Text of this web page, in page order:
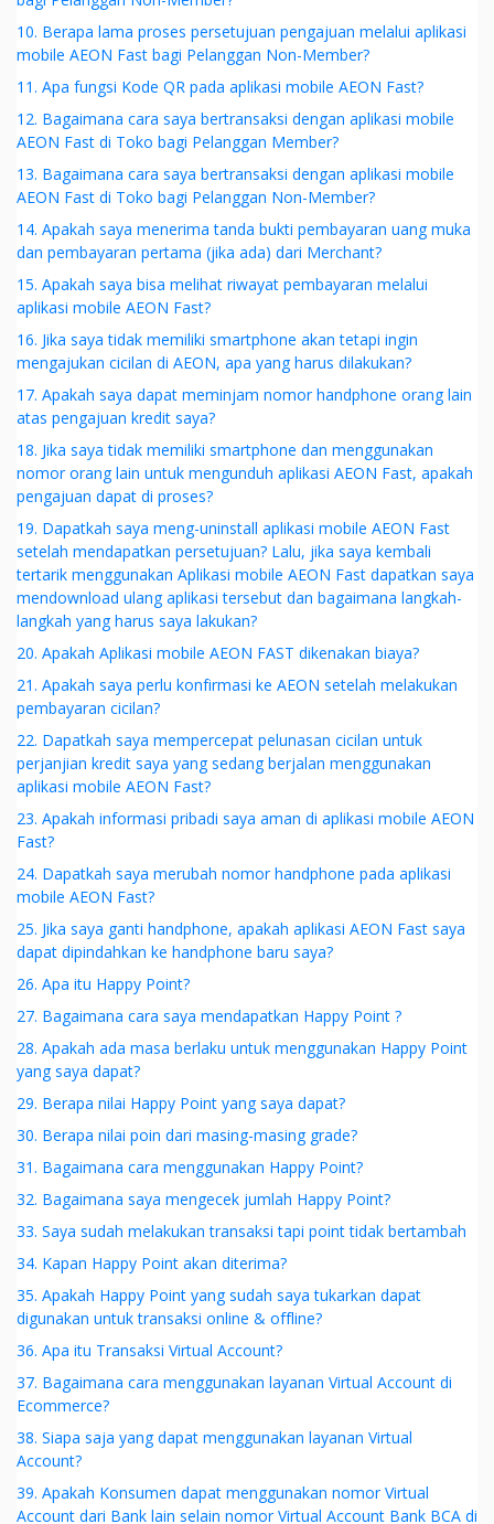
10. Berapa lama proses persetujuan pengajuan melalui aplikasi
mobile AEON Fast bagi Pelanggan Non-Member?
11. Apa fungsi Kode QR pada aplikasi mobile AEON Fast?
12. Bagaimana cara saya bertransaksi dengan aplikasi mobile
AEON Fast di Toko bagi Pelanggan Member?
13. Bagaimana cara saya bertransaksi dengan aplikasi mobile
AEON Fast di Toko bagi Pelanggan Non-Member?
14. Apakah saya menerima tanda bukti pembayaran uang muka
dan pembayaran pertama (jika ada) dari Merchant?
15. Apakah saya bisa melihat riwayat pembayaran melalui
aplikasi mobile AEON Fast?
16. Jika saya tidak memiliki smartphone akan tetapi ingin
mengajukan cicilan di AEON, apa yang harus dilakukan?
17. Apakah saya dapat meminjam nomor handphone orang lain
atas pengajuan kredit saya?
18. Jika saya tidak memiliki smartphone dan menggunakan
nomor orang lain untuk mengunduh aplikasi AEON Fast, apakah
pengajuan dapat di proses?
19. Dapatkah saya meng-uninstall aplikasi mobile AEON Fast
setelah mendapatkan persetujuan? Lalu, jika saya kembali
tertarik menggunakan Aplikasi mobile AEON Fast dapatkan saya
mendownload ulang aplikasi tersebut dan bagaimana langkah-
langkah yang harus saya lakukan?
20. Apakah Aplikasi mobile AEON FAST dikenakan biaya?
21. Apakah saya perlu konfirmasi ke AEON setelah melakukan
pembayaran cicilan?
22. Dapatkah saya mempercepat pelunasan cicilan untuk
perjanjian kredit saya yang sedang berjalan menggunakan
aplikasi mobile AEON Fast?
23. Apakah informasi pribadi saya aman di aplikasi mobile AEON
Fast?
24. Dapatkah saya merubah nomor handphone pada aplikasi
mobile AEON Fast?
25. Jika saya ganti handphone, apakah aplikasi AEON Fast saya
dapat dipindahkan ke handphone baru saya?
26. Apa itu Happy Point?
27. Bagaimana cara saya mendapatkan Happy Point ?
28. Apakah ada masa berlaku untuk menggunakan Happy Point
yang saya dapat?
29. Berapa nilai Happy Point yang saya dapat?
30. Berapa nilai poin dari masing-masing grade?
31. Bagaimana cara menggunakan Happy Point?
32. Bagaimana saya mengecek jumlah Happy Point?
33. Saya sudah melakukan transaksi tapi point tidak bertambah
34. Kapan Happy Point akan diterima?
35. Apakah Happy Point yang sudah saya tukarkan dapat
digunakan untuk transaksi online & offline?
36. Apa itu Transaksi Virtual Account?
37. Bagaimana cara menggunakan layanan Virtual Account di
Ecommerce?
38. Siapa saja yang dapat menggunakan layanan Virtual
Account?
39. Apakah Konsumen dapat menggunakan nomor Virtual
Account dari Bank lain selain nomor Virtual Account Bank BCA di